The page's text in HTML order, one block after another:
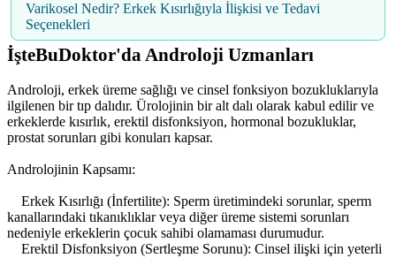
Varikosel Nedir? Erkek Kısırlığıyla İlişkisi ve Tedavi
Seçenekleri
İşteBuDoktor'da Androloji Uzmanları
Androloji, erkek üreme sağlığı ve cinsel fonksiyon bozukluklarıyla
ilgilenen bir tıp dalıdır. Ürolojinin bir alt dalı olarak kabul edilir ve
erkeklerde kısırlık, erektil disfonksiyon, hormonal bozukluklar,
prostat sorunları gibi konuları kapsar.
Androlojinin Kapsamı:
Erkek Kısırlığı (İnfertilite): Sperm üretimindeki sorunlar, sperm
kanallarındaki tıkanıklıklar veya diğer üreme sistemi sorunları
nedeniyle erkeklerin çocuk sahibi olamaması durumudur.
Erektil Disfonksiyon (Sertleşme Sorunu): Cinsel ilişki için yeterli